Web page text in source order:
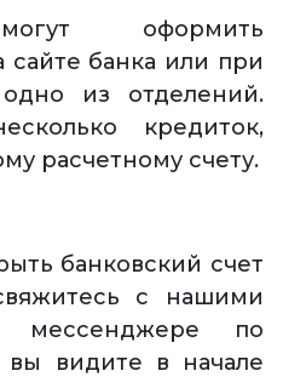
оформить
сайте банка или при
из отделений.
кредиток,
расчетному счету.
банковский счет
с нашими
мессенджере по
вы видите в начале